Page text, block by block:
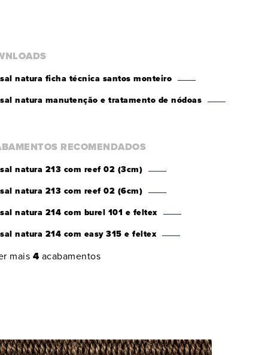
natura ficha técnica santos monteiro
natura manutenção e tratamento de nódoas
RECOMENDADOS
natura 213 com reef 02 (3cm)
natura 213 com reef 02 (6cm)
natura 214 com burel 101 e feltex
natura 214 com easy 315 e feltex
mais 4 acabamentos